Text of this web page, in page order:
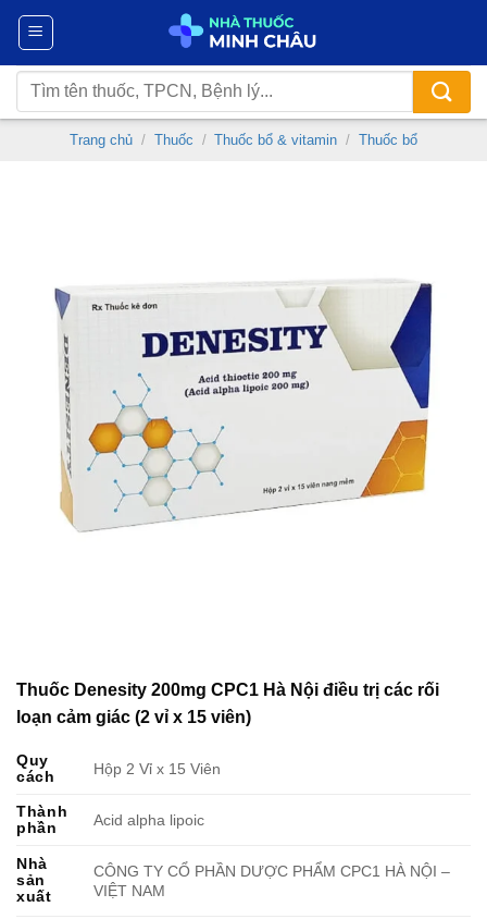
Chuyển
nội
dung
Tìm
kiếm:
Trang chủ / Thuốc / Thuốc bổ & vitamin / Thuốc bổ
Thuốc Denesity 200mg CPC1 Hà Nội điều trị các rối
loạn cảm giác (2 vỉ x 15 viên)
Quy
cách
Hộp 2 Vỉ x 15 Viên
Thành
phần
Acid alpha lipoic
Nhà
sản
xuất
CÔNG TY CỔ PHẦN DƯỢC PHẨM CPC1 HÀ NỘI –
VIỆT NAM